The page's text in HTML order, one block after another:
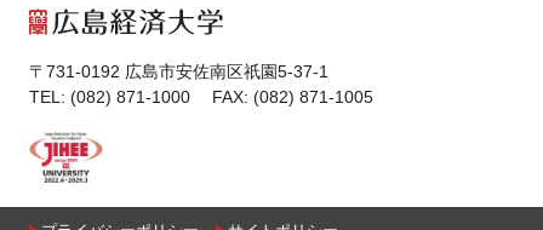
〒731-0192 広島市安佐南区祇園5-37-1
TEL: (082) 871-1000 FAX: (082) 871-1005